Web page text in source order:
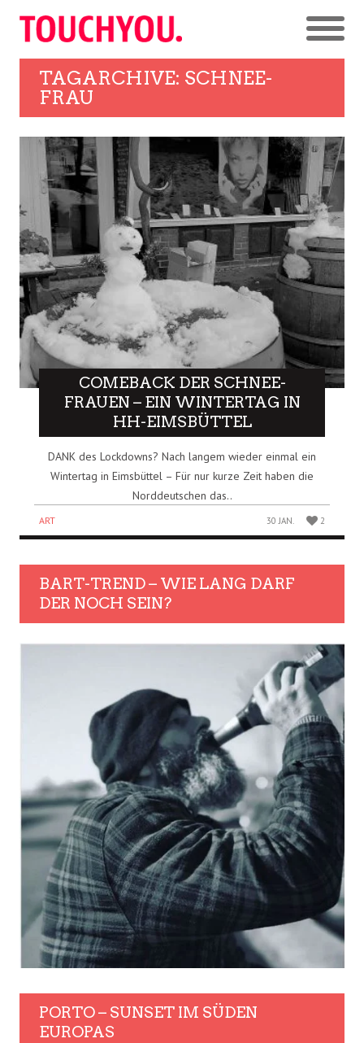
TAGARCHIVE: SCHNEE-
FRAU
COMEBACK DER SCHNEE-
FRAUEN – EIN WINTERTAG IN
HH-EIMSBÜTTEL
DANK des Lockdowns? Nach langem wieder einmal ein
Wintertag in Eimsbüttel – Für nur kurze Zeit haben die
Norddeutschen das..
ART 30 JAN. 2
BART-TREND – WIE LANG DARF
DER NOCH SEIN?
PORTO – SUNSET IM SÜDEN
EUROPAS